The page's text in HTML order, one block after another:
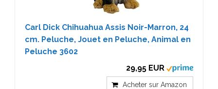
Carl Dick Chihuahua Assis Noir-Marron, 24
cm. Peluche, Jouet en Peluche, Animal en
Peluche 3602
29,95 EUR
Acheter sur Amazon